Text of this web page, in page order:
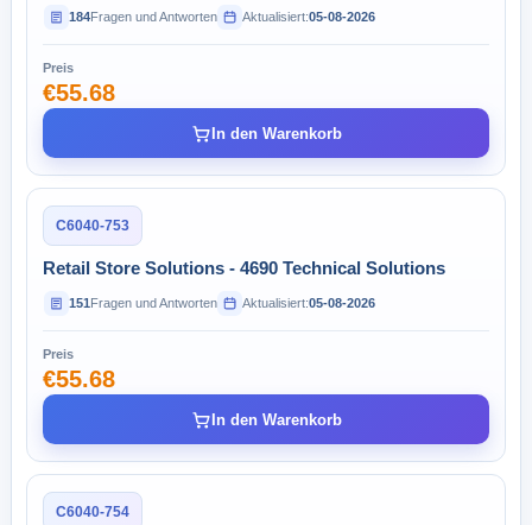
184Fragen und Antworten Aktualisiert:05-08-2026
Preis
€55.68
In den Warenkorb
C6040-753
Retail Store Solutions - 4690 Technical Solutions
151Fragen und Antworten Aktualisiert:05-08-2026
Preis
€55.68
In den Warenkorb
C6040-754